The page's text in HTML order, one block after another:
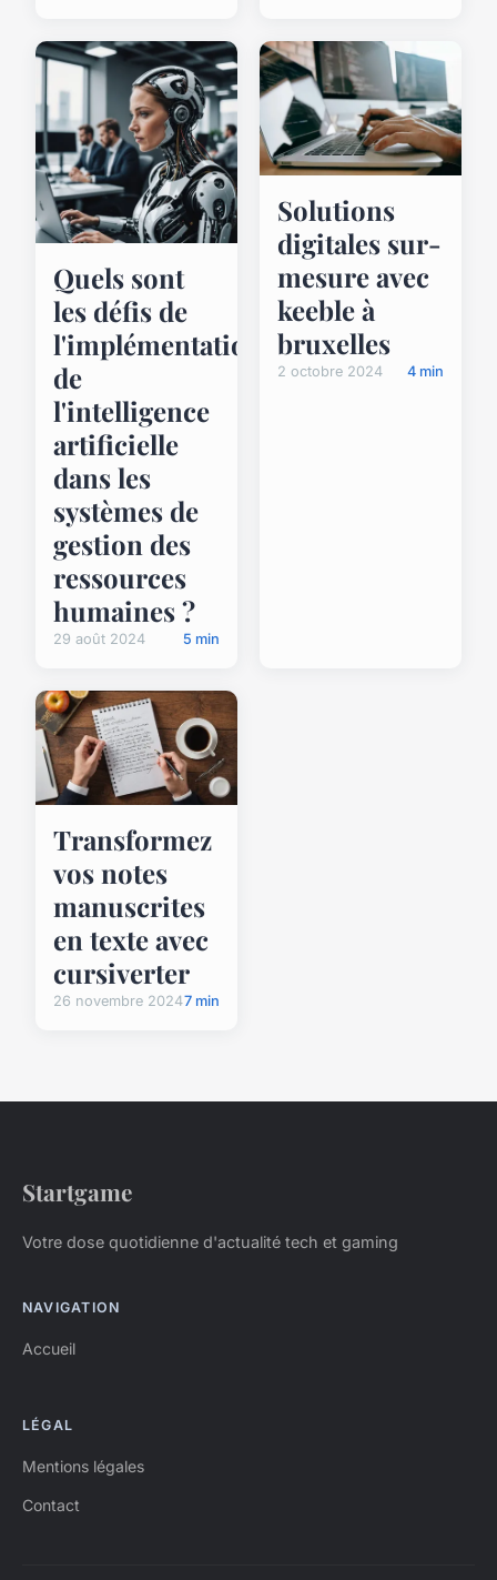
Quels sont
les défis de
l'implémentation
de
l'intelligence
artificielle
dans les
systèmes de
gestion des
ressources
humaines ?
29 août 2024 5 min
Solutions
digitales sur-
mesure avec
keeble à
bruxelles
2 octobre 2024 4 min
Transformez
vos notes
manuscrites
en texte avec
cursiverter
26 novembre 20247 min
Startgame
Votre dose quotidienne d'actualité tech et gaming
NAVIGATION
Accueil
LÉGAL
Mentions légales
Contact